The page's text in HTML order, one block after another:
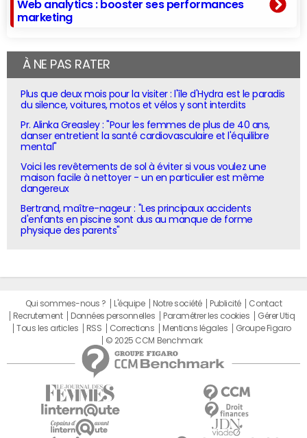
Web analytics : booster ses performances
marketing
À NE PAS RATER
Plus que deux mois pour la visiter : l'île d'Hydra est le paradis
du silence, voitures, motos et vélos y sont interdits
Pr. Alinka Greasley : "Pour les femmes de plus de 40 ans,
danser entretient la santé cardiovasculaire et l'équilibre
mental"
Voici les revêtements de sol à éviter si vous voulez une
maison facile à nettoyer - un en particulier est même
dangereux
Bertrand, maître-nageur : "Les principaux accidents
d'enfants en piscine sont dus au manque de forme
physique des parents"
Qui sommes-nous ? L'équipe Notre société Publicité
Contact
Recrutement
Données personnelles Paramétrer les cookies
Gérer Utiq
Tous les articles
RSS Corrections Mentions légales
Groupe Figaro
© 2025 CCM Benchmark